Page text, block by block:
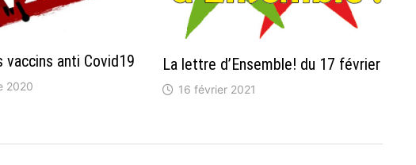
vaccins anti Covid19
2020
La lettre d’Ensemble! du 17 février
16 février 2021